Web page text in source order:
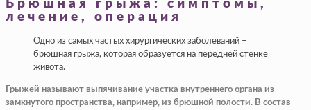
Брюшная грыжа: симптомы,
лечение, операция
Одно из самых частых хирургических заболеваний –
брюшная грыжа, которая образуется на передней стенке
живота.
Грыжей называют выпячивание участка внутреннего органа из
замкнутого пространства, например, из брюшной полости. В состав